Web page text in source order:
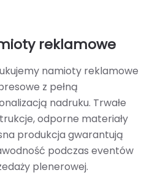
reklamowe
namioty reklamowe
z pełną
nadruku. Trwałe
odporne materiały
produkcja gwarantują
podczas eventów
plenerowej.